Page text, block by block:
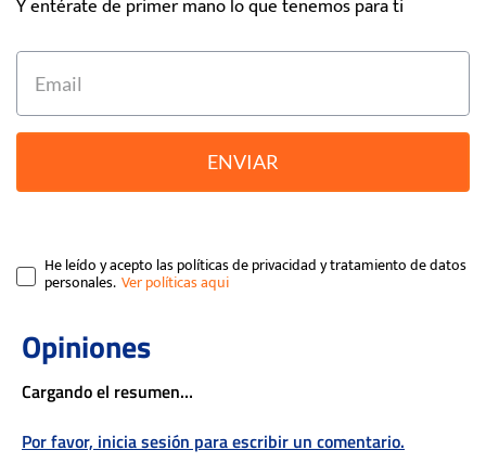
Y entérate de primer mano lo que tenemos para ti
ENVIAR
He leído y acepto las políticas de privacidad y tratamiento de datos
personales.
Cargando el resumen…
Por favor, inicia sesión para escribir un comentario.